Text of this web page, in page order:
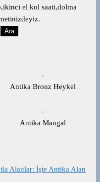
el kol saati,dolma
Antika Bronz Heykel
Antika Mangal
Alanlar: İşte Antika Alan